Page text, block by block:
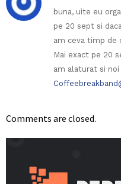
buna, uite eu
pe 20 sept si
am ceva timp de
Mai exact pe 20
am alaturat si
Comments are closed.